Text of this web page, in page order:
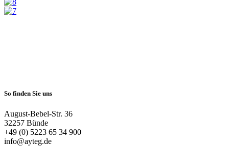
So finden Sie uns
August-Bebel-Str. 36
32257 Bünde
+49 (0) 5223 65 34 900
info@ayteg.de